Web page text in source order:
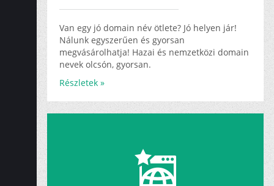
Van egy jó domain név ötlete? Jó helyen jár!
Nálunk egyszerűen és gyorsan
megvásárolhatja! Hazai és nemzetközi domain
nevek olcsón, gyorsan.
Részletek »